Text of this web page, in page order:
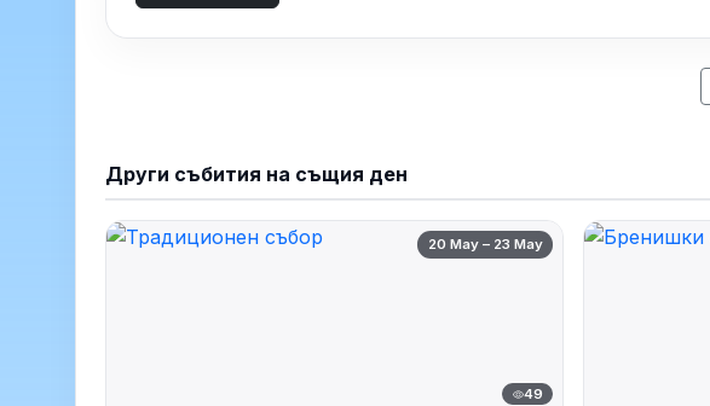
Други събития на същия ден
20 May – 23 May
49